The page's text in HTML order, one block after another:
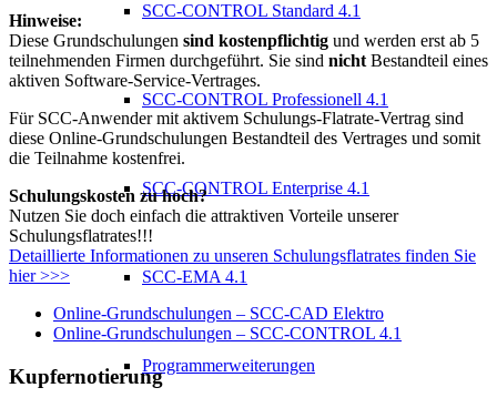
SCC-CONTROL Standard 4.1
SCC-CONTROL Professionell 4.1
SCC-CONTROL Enterprise 4.1
SCC-EMA 4.1
Programmerweiterungen
Hinweise:
Diese Grundschulungen sind kostenpflichtig und werden erst ab 5
teilnehmenden Firmen durchgeführt. Sie sind nicht Bestandteil eines
aktiven Software-Service-Vertrages.
Für SCC-Anwender mit aktivem Schulungs-Flatrate-Vertrag sind
diese Online-Grundschulungen Bestandteil des Vertrages und somit
die Teilnahme kostenfrei.
Schulungskosten zu hoch?
Nutzen Sie doch einfach die attraktiven Vorteile unserer
Schulungsflatrates!!!
Detaillierte Informationen zu unseren Schulungsflatrates finden Sie
hier >>>
Online-Grundschulungen – SCC-CAD Elektro
Online-Grundschulungen – SCC-CONTROL 4.1
Kupfernotierung